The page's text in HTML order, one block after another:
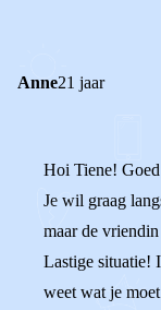
Anne21 jaar
Hoi Tiene!
Je wil graag
maar de
Lastige situatie!
weet wat je